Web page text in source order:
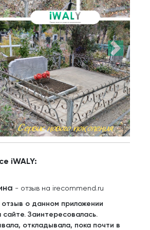
iWALY:
- отзыв на irecommend.ru
о данном приложении
сайте. Заинтересовалась.
откладывала, пока почти в